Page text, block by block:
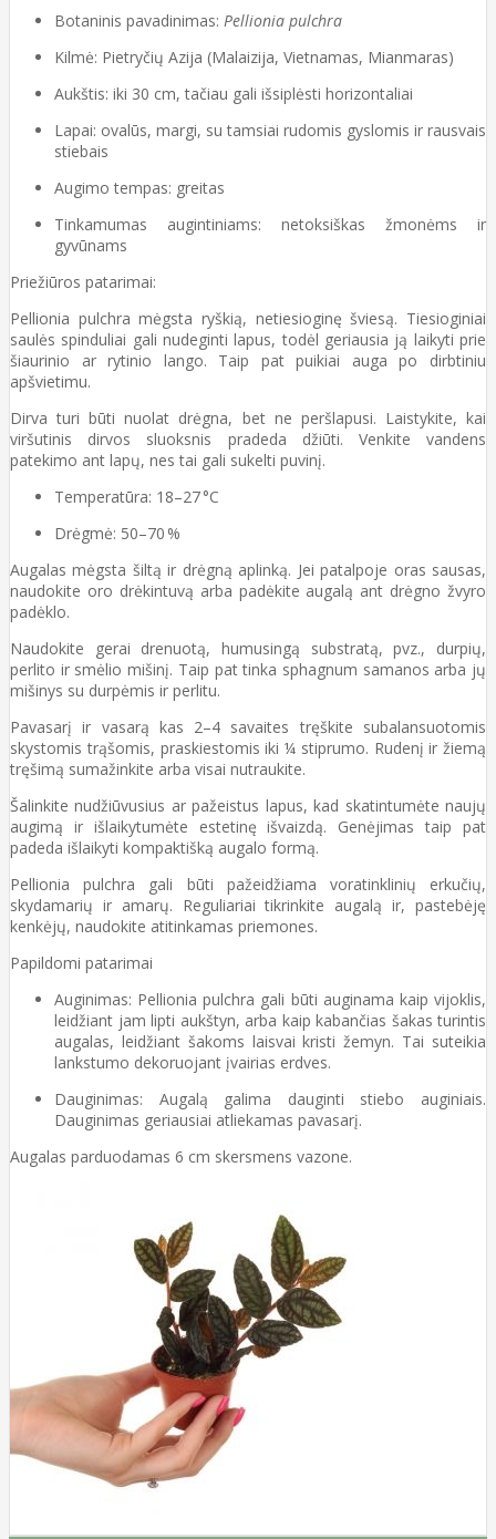
Botaninis pavadinimas: Pellionia pulchra
Kilmė: Pietryčių Azija (Malaizija, Vietnamas, Mianmaras)
Aukštis: iki 30 cm, tačiau gali išsiplėsti horizontaliai
Lapai: ovalūs, margi, su tamsiai rudomis gyslomis ir rausvais
stiebais
Augimo tempas: greitas
Tinkamumas augintiniams: netoksiškas žmonėms ir
gyvūnams
Priežiūros patarimai:
Pellionia pulchra mėgsta ryškią, netiesioginę šviesą. Tiesioginiai
saulės spinduliai gali nudeginti lapus, todėl geriausia ją laikyti prie
šiaurinio ar rytinio lango. Taip pat puikiai auga po dirbtiniu
apšvietimu.
Dirva turi būti nuolat drėgna, bet ne peršlapusi. Laistykite, kai
viršutinis dirvos sluoksnis pradeda džiūti. Venkite vandens
patekimo ant lapų, nes tai gali sukelti puvinį.
Temperatūra: 18–27 °C
Drėgmė: 50–70 %
Augalas mėgsta šiltą ir drėgną aplinką. Jei patalpoje oras sausas,
naudokite oro drėkintuvą arba padėkite augalą ant drėgno žvyro
padėklo.
Naudokite gerai drenuotą, humusingą substratą, pvz., durpių,
perlito ir smėlio mišinį. Taip pat tinka sphagnum samanos arba jų
mišinys su durpėmis ir perlitu.
Pavasarį ir vasarą kas 2–4 savaites tręškite subalansuotomis
skystomis trąšomis, praskiestomis iki ¼ stiprumo. Rudenį ir žiemą
tręšimą sumažinkite arba visai nutraukite.
Šalinkite nudžiūvusius ar pažeistus lapus, kad skatintumėte naujų
augimą ir išlaikytumėte estetinę išvaizdą. Genėjimas taip pat
padeda išlaikyti kompaktišką augalo formą.
Pellionia pulchra gali būti pažeidžiama voratinklinių erkučių,
skydamarių ir amarų. Reguliariai tikrinkite augalą ir, pastebėję
kenkėjų, naudokite atitinkamas priemones.
Papildomi patarimai
Auginimas: Pellionia pulchra gali būti auginama kaip vijoklis,
leidžiant jam lipti aukštyn, arba kaip kabančias šakas turintis
augalas, leidžiant šakoms laisvai kristi žemyn. Tai suteikia
lankstumo dekoruojant įvairias erdves.
Dauginimas: Augalą galima dauginti stiebo auginiais.
Dauginimas geriausiai atliekamas pavasarį.
Augalas parduodamas 6 cm skersmens vazone.